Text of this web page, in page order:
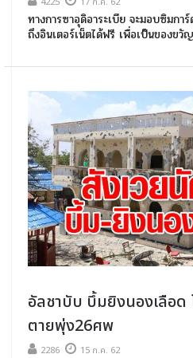
ทางการซาอุดิอาระเบีย จะมอบซิมกา
ถึงอินเตอร์เน็ตได้ฟรี เพื่อเป็นของข
อัลชาบับ บึ้มยิงนองเลือด
ตายพุ่ง26ศพ
2286 15 ก.ค. 62